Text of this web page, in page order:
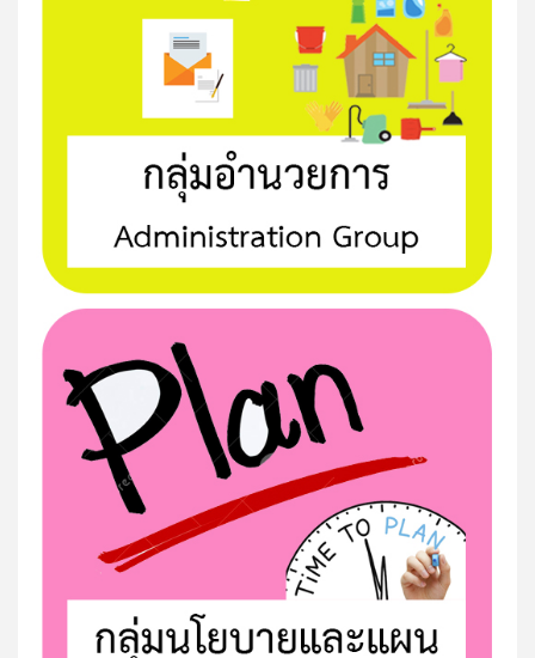
พิธีสวนสนามของสำนักงานลูกเสือจังหวัดสมุทรสาคร
2026
" โรงเรียนต้องเป็นพื้นที่ปลอดภัย "
กิจกรรมเข้าแถวเคารพธงชาติ ประจำเดือน มีนาคม 68
กิจกรรมเข้าแถวเคารพธงชาติ ประจำเดือน เดือน ก.พ. 68
วิดีทัศน์กิจกรรมหน้าเสาธง
คาราวานเยี่ยมบ้าน 100% สพป.สมุทรสาคร ปีการศึกษา
2567
Ep.12 เสนอโดย ครูโรงเรียนบ้านคลองหลวง ชื่อผลงาน...